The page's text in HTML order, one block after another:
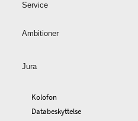
Service
Ambitioner
Jura
Kolofon
Databeskyttelse